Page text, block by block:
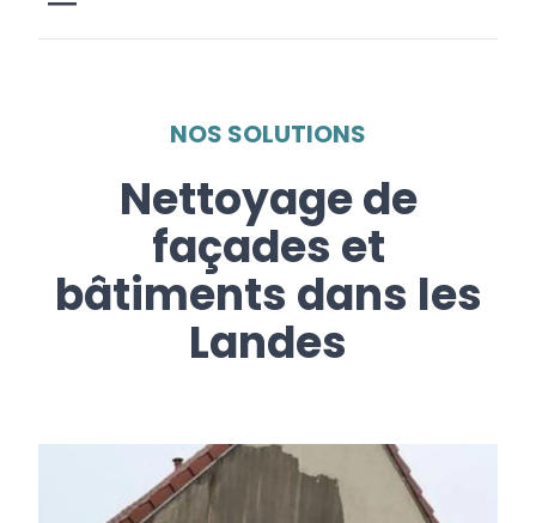
NOS SOLUTIONS
Nettoyage de
façades et
bâtiments dans les
Landes